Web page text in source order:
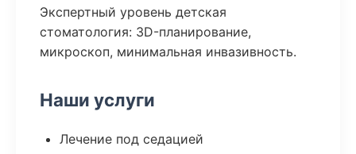
Экспертный уровень детская
стоматология: 3D-планирование,
микроскоп, минимальная инвазивность.
Наши услуги
Лечение под седацией